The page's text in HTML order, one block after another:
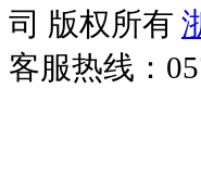
司 版权所有
客服热线：